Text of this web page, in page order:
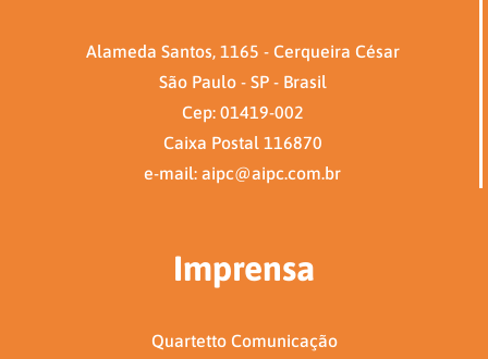
Alameda Santos, 1165 - Cerqueira César
São Paulo - SP - Brasil
Cep: 01419-002
Caixa Postal 116870
e-mail: aipc@aipc.com.br
Imprensa
Quartetto Comunicação